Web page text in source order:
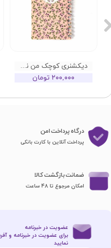
دیکشنری کوچک من نیکولند طرح گلکلی
۲۰۰,۰۰۰ تومان
درگاه پرداخت امن
پرداخت آنلاین با کارت بانکی
ضمانت بازگشت کالا
امکان مرجوع تا 48 ساعت
عضویت در خبرنامه
برای عضویت در خبرنامه و
نمایید​​​​​​​